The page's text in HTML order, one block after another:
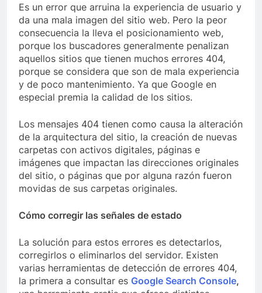
Es un error que arruina la experiencia de usuario y
da una mala imagen del sitio web. Pero la peor
consecuencia la lleva el posicionamiento web,
porque los buscadores generalmente penalizan
aquellos sitios que tienen muchos errores 404,
porque se considera que son de mala experiencia
y de poco mantenimiento. Ya que Google en
especial premia la calidad de los sitios.
Los mensajes 404 tienen como causa la alteración
de la arquitectura del sitio, la creación de nuevas
carpetas con activos digitales, páginas e
imágenes que impactan las direcciones originales
del sitio, o páginas que por alguna razón fueron
movidas de sus carpetas originales.
Cómo corregir las señales de estado
La solución para estos errores es detectarlos,
corregirlos o eliminarlos del servidor. Existen
varias herramientas de detección de errores 404,
la primera a consultar es Google Search Console,